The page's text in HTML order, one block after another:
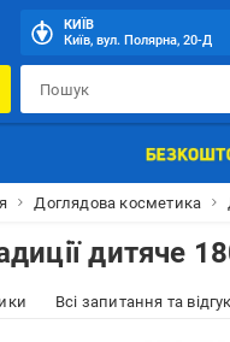
КИЇВ
Київ, вул. Полярна, 20-Д
Доглядова косметика
дитяче
Всі запитання та